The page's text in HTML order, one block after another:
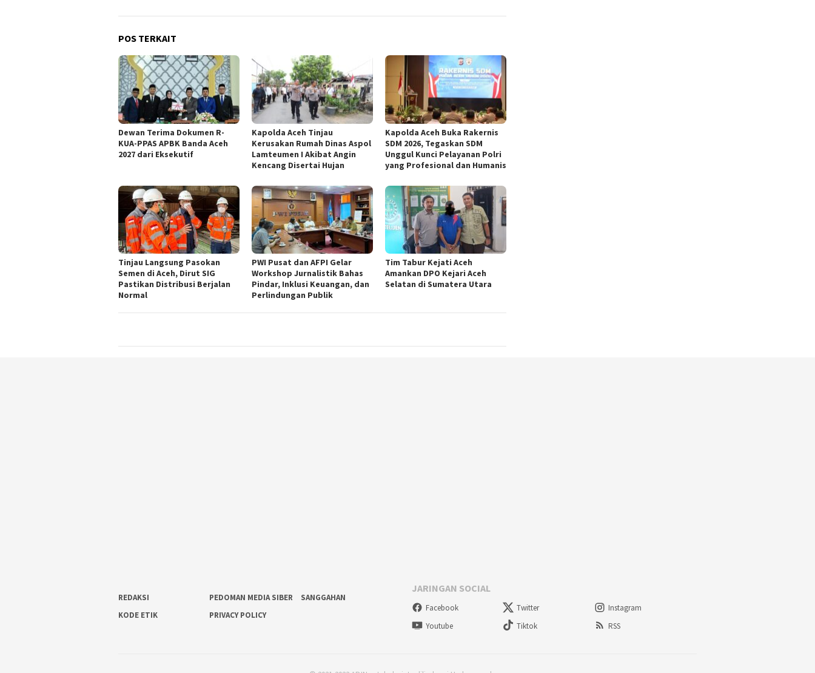
POS TERKAIT
Dewan Terima Dokumen R-
KUA-PPAS APBK Banda Aceh
2027 dari Eksekutif
Kapolda Aceh Tinjau
Kerusakan Rumah Dinas Aspol
Lamteumen I Akibat Angin
Kencang Disertai Hujan
Kapolda Aceh Buka Rakernis
SDM 2026, Tegaskan SDM
Unggul Kunci Pelayanan Polri
yang Profesional dan Humanis
Tinjau Langsung Pasokan
Semen di Aceh, Dirut SIG
Pastikan Distribusi Berjalan
Normal
PWI Pusat dan AFPI Gelar
Workshop Jurnalistik Bahas
Pindar, Inklusi Keuangan, dan
Perlindungan Publik
Tim Tabur Kejati Aceh
Amankan DPO Kejari Aceh
Selatan di Sumatera Utara
REDAKSI PEDOMAN MEDIA SIBER
SANGGAHAN
KODE ETIK
PRIVACY POLICY
JARINGAN SOCIAL
Facebook Twitter
Instagram
Youtube
Tiktok RSS